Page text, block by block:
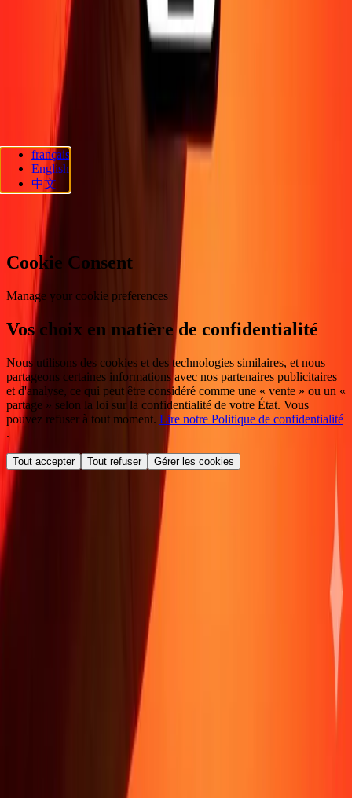
Politique de confidentialité
Avis sur les cookies
Promotion Prévention de la fraude
d'accessibilité
Suivez-nous
Ria Lithuania UAB. © 2026 Dandelion Payments, Inc. Tous droits
réservés.
Préférences en matière de cookies
français
English
中文
Cookie Consent
Manage your cookie preferences
Vos choix en matière de confidentialité
Nous utilisons des cookies et des technologies similaires, et nous
partageons certaines informations avec nos partenaires publicitaires
et d'analyse, ce qui peut être considéré comme une « vente » ou un «
partage » selon la loi sur la confidentialité de votre État. Vous
pouvez refuser à tout moment. Lire notre Politique de confidentialité
.
Tout accepter Tout refuser Gérer les cookies